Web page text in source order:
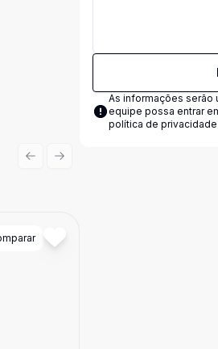
Previous slide
Next slide
As informações serão
equipe possa entrar
política de